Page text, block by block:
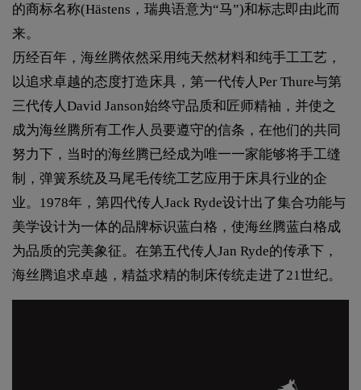
的商标名称(Hästens，瑞典语意为“马”)和标志即由此而
来。
历经百年，海丝腾依然采用纯天然材料和纯手工工艺，
以追求卓越的态度打造床具，第一代传人Per Thure与第
三代传人David Janson始终守品质和匠师精袖，并使之
成为海丝腾所有工作人员要遵守的信条，在他们的共同
努力下，当时的海丝腾已经成为唯一一家能够将手工缝
制，弹簧系统及马尾毛传统工艺应用于床具行业的企
业。1978年，第四代传人Jack Ryde设计出了集合功能与
美学设计为一体的品牌标识蓝白格，使海丝腾蓝白格成
为品质的完美象征。在第五代传人Jan Ryde的传承下，
海丝腾追求卓越，精益求精的制床传统走进了21世纪。